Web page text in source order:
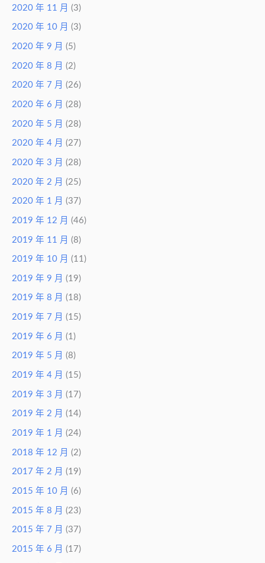
2020 年 11 月 (3)
2020 年 10 月 (3)
2020 年 9 月 (5)
2020 年 8 月 (2)
2020 年 7 月 (26)
2020 年 6 月 (28)
2020 年 5 月 (28)
2020 年 4 月 (27)
2020 年 3 月 (28)
2020 年 2 月 (25)
2020 年 1 月 (37)
2019 年 12 月 (46)
2019 年 11 月 (8)
2019 年 10 月 (11)
2019 年 9 月 (19)
2019 年 8 月 (18)
2019 年 7 月 (15)
2019 年 6 月 (1)
2019 年 5 月 (8)
2019 年 4 月 (15)
2019 年 3 月 (17)
2019 年 2 月 (14)
2019 年 1 月 (24)
2018 年 12 月 (2)
2017 年 2 月 (19)
2015 年 10 月 (6)
2015 年 8 月 (23)
2015 年 7 月 (37)
2015 年 6 月 (17)